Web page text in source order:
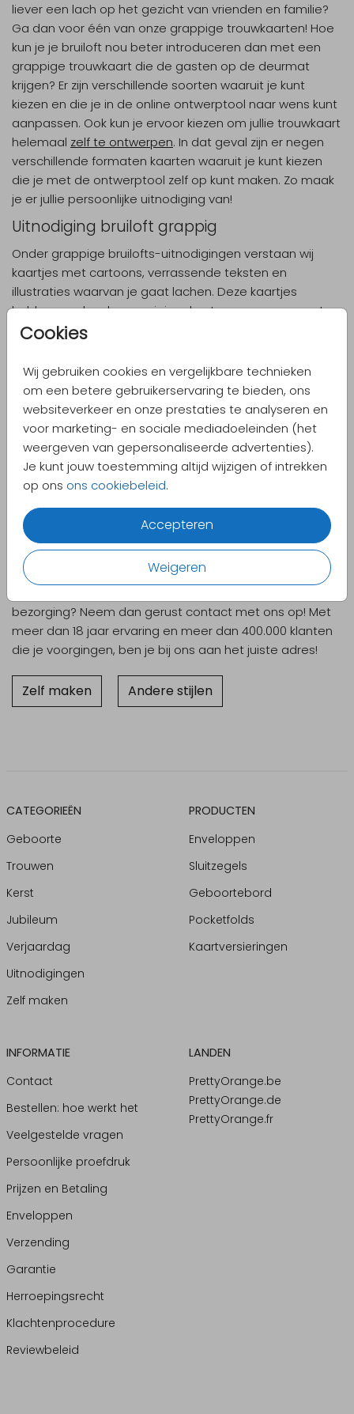
Cookies
Wij gebruiken cookies en vergelijkbare technieken
om een betere gebruikerservaring te bieden, ons
websiteverkeer en onze prestaties te analyseren en
voor marketing- en sociale mediadoeleinden (het
weergeven van gepersonaliseerde advertenties).
Je kunt jouw toestemming altijd wijzigen of intrekken
op ons ons cookiebeleid.
Accepteren
Weigeren
liever een lach op het gezicht van vrienden en familie?
Ga dan voor één van onze grappige trouwkaarten! Hoe
kun je je bruiloft nou beter introduceren dan met een
grappige trouwkaart die de gasten op de deurmat
krijgen? Er zijn verschillende soorten waaruit je kunt
kiezen en die je in de online ontwerptool naar wens kunt
aanpassen. Ook kun je ervoor kiezen om jullie trouwkaart
helemaal zelf te ontwerpen. In dat geval zijn er negen
verschillende formaten kaarten waaruit je kunt kiezen
die je met de ontwerptool zelf op kunt maken. Zo maak
je er jullie persoonlijke uitnodiging van!
Uitnodiging bruiloft grappig
Onder grappige bruilofts-uitnodigingen verstaan wij
kaartjes met cartoons, verrassende teksten en
illustraties waarvan je gaat lachen. Deze kaartjes
hebben vaak ook een origineel ontwerp en een aparte
vorm. Wat je bijvoorbeeld tegen kan komen is een
andere kom springen en de tekst ‘Wij wagen de grote
sprong’. Ook wedding passports en een trouwkaart in
post-stijl staan erbij. Kijk er gerust eens tussen! Ben je
benieuwd hoe de kaart er in het echt uitziet? Bestel dan
een eersteproefdrukvoor slechts 1 euro!
Trouwkaarten humor
Amusante en komische trouwkaarten laten vaak een
positieve indruk achter en zijn dan ook niet voor niets
erg geliefd! Zijn jullie echte lolbroeken, grapjassen of
pretbekken? Dan is zo’n humoristische trouwkaart al
helemaal geknipt voor jullie! Heb je nog vragen over een
bezorging? Neem dan gerust contact met ons op! Met
meer dan 18 jaar ervaring en meer dan 400.000 klanten
die je voorgingen, ben je bij ons aan het juiste adres!
Zelf maken Andere stijlen
CATEGORIEËN
Geboorte
Trouwen
Kerst
Jubileum
Verjaardag
Uitnodigingen
Zelf maken
PRODUCTEN
Enveloppen
Sluitzegels
Geboortebord
Pocketfolds
Kaartversieringen
INFORMATIE
Contact
Bestellen: hoe werkt het
Veelgestelde vragen
Persoonlijke proefdruk
Prijzen en Betaling
Enveloppen
Verzending
Garantie
Herroepingsrecht
Klachtenprocedure
Reviewbeleid
LANDEN
PrettyOrange.be
PrettyOrange.de
PrettyOrange.fr